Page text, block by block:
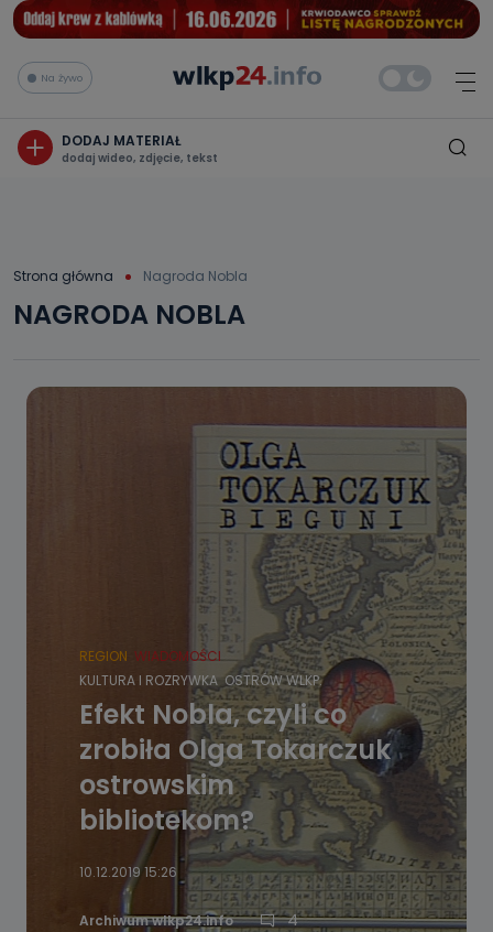
Na żywo
DODAJ MATERIAŁ
dodaj wideo, zdjęcie, tekst
Strona główna Nagroda Nobla
NAGRODA NOBLA
REGION WIADOMOŚCI
KULTURA I ROZRYWKA OSTRÓW WLKP.
Efekt Nobla, czyli co
zrobiła Olga Tokarczuk
ostrowskim
bibliotekom?
10.12.2019 15:26
Archiwum wlkp24.info 4